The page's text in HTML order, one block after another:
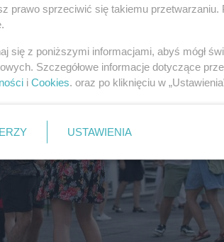
prawo sprzeciwić się takiemu przetwarzaniu.
się z poniższymi informacjami, abyś mógł
Szczegółowe informacje dotyczące
i Cookies . oraz po kliknięciu w
USTAWIENIA